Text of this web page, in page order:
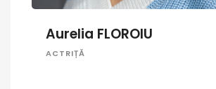
Aurelia FLOROIU
ACTRIȚĂ